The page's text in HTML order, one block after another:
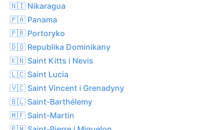
🇳🇮 Nikaragua
🇵🇦 Panama
🇵🇷 Portoryko
🇩🇴 Republika Dominikany
🇰🇳 Saint Kitts i Nevis
🇱🇨 Saint Lucia
🇻🇨 Saint Vincent i Grenadyny
🇧🇱 Saint-Barthélemy
🇲🇫 Saint-Martin